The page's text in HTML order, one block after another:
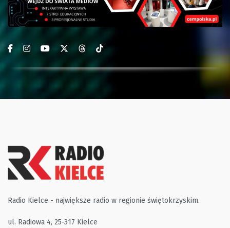
Radio Kielce - największe radio w regionie świętokrzyskim.
ul. Radiowa 4, 25-317 Kielce